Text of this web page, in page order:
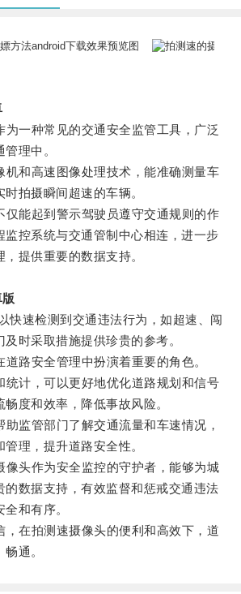
一种常见的交通安全监管工具，广泛
理中。
和高速图像处理技术，能准确测量车
拍摄瞬间超速的车辆。
能起到警示驾驶员遵守交通规则的作
监控系统与交通管制中心相连，进一步
提供重要的数据支持。
速检测到交通违法行为，如超速、闯
时采取措施提供珍贵的参考。
安全管理中扮演着重要的角色。
计，可以更好地优化道路规划和信号
度和效率，降低事故风险。
监管部门了解交通流量和车速情况，
理，提升道路安全性。
头作为安全监控的守护者，能够为城
的数据支持，有效监督和惩戒交通违法
和有序。
在拍测速摄像头的便利和高效下，道
通。